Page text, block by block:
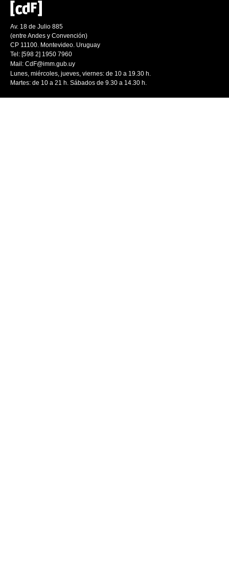
Av. 18 de Julio 885
(entre Andes y Convención)
CP 11100. Montevideo. Uruguay
Tel: [598 2] 1950 7960
Mail: CdF@imm.gub.uy
Lunes, miércoles, jueves, viernes: de 10 a 19.30 h.
Martes: de 10 a 21 h. Sábados de 9.30 a 14.30 h.